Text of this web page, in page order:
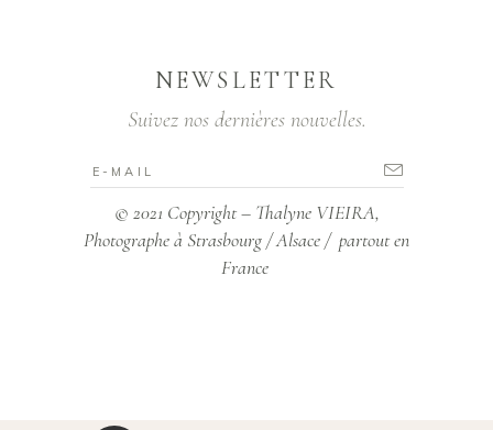
NEWSLETTER
Suivez nos dernières nouvelles.
© 2021 Copyright – Thalyne VIEIRA,
Photographe à Strasbourg / Alsace / partout en
France